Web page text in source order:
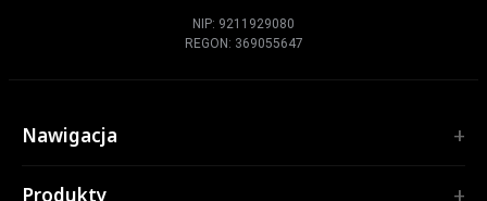
NIP: 9211929080
REGON: 369055647
Nawigacja
Produkty